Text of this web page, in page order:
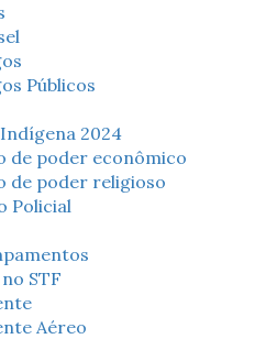
Públicos
2024
de poder econômico
de poder religioso
Policial
STF
Aéreo